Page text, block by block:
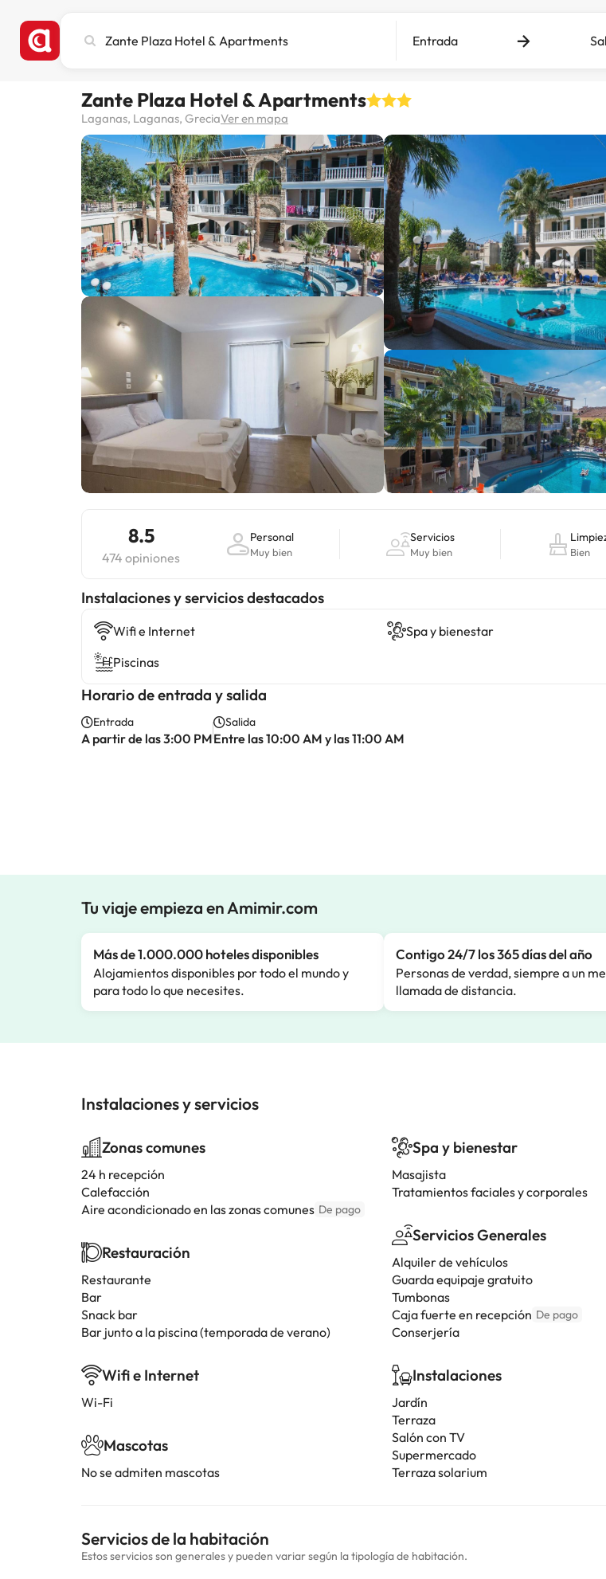
ciudad,
destino
Entrada
Zante Plaza Hotel & Apartments
Laganas, Laganas, GreciaVer en mapa
8.5
474 opiniones
Personal
Muy bien
Servicios
Muy bien Bien
Instalaciones y servicios destacados
Wifi e Internet
Spa y bienestar
Piscinas
Horario de entrada y salida
Entrada
A partir de las 3:00 PM
Salida
Entre las 10:00 AM y las 11:00 AM
Tu viaje empieza en Amimir.com
Más de 1.000.000 hoteles disponibles
Alojamientos disponibles por todo el mundo y
para todo lo que necesites.
Contigo 24/7 los 365 días del año
Personas de verdad, siempre a un
llamada de distancia.
Instalaciones y servicios
Zonas comunes
24 h recepción
Calefacción
Aire acondicionado en las zonas comunes De pago
Restauración
Restaurante
Bar
Snack bar
Bar junto a la piscina (temporada de verano)
Wifi e Internet
Wi-Fi
Mascotas
No se admiten mascotas
Spa y bienestar
Masajista
Tratamientos faciales y corporales
Servicios Generales
Alquiler de vehículos
Guarda equipaje gratuito
Tumbonas
Caja fuerte en recepción De pago
Conserjería
Instalaciones
Jardín
Terraza
Salón con TV
Supermercado
Terraza solarium
Servicios de la habitación
Estos servicios son generales y pueden variar según la tipología de habitación.